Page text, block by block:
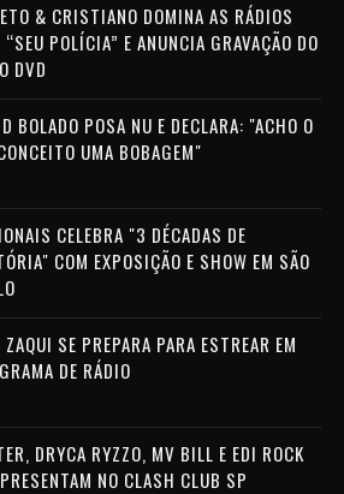
& CRISTIANO DOMINA AS RÁDIOS
“SEU POLÍCIA” E ANUNCIA GRAVAÇÃO DO
DVD
BOLADO POSA NU E DECLARA: "ACHO O
UMA BOBAGEM"
CELEBRA "3 DÉCADAS DE
COM EXPOSIÇÃO E SHOW EM SÃO
SE PREPARA PARA ESTREAR EM
DE RÁDIO
DRYCA RYZZO, MV BILL E EDI ROCK
NO CLASH CLUB SP